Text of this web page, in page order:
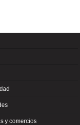
y comercios